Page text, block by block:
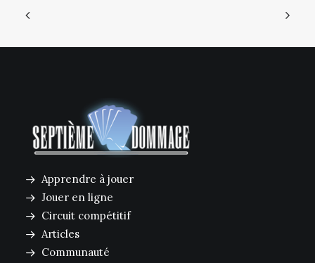
Apprendre à jouer
Jouer en ligne
Circuit compétitif
Articles
Communauté